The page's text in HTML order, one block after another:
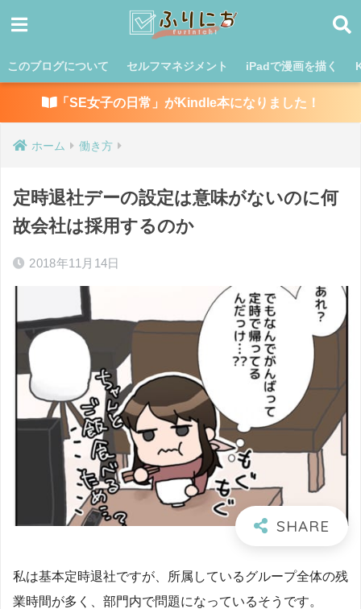
このブログについて セルフマネジメント iPadで漫画を描く
「SE女子の日常」がKindle本になりました！
ホーム 働き方
定時退社デーの設定は意味がないのに何
故会社は採用するのか
2018年11月14日
私は基本定時退社ですが、所属しているグループ全体の残
業時間が多く、部門内で問題になっているそうです。